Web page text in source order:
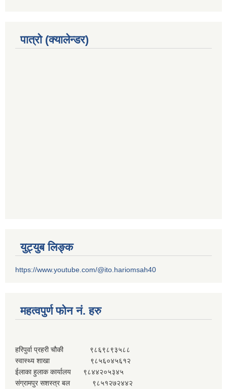
पात्रो (क्यालेन्डर)
युट्युब लिङ्क
https://www.youtube.com/@ito.hariomsah40
महत्वपुर्ण फोन नं. हरु
हरिपुर्वा प्रहरी चौकी ९८६९८९३५८८
स्वास्थ्य शाखा ९८५६०४५६१२
ईलाका हुलाक कार्यालय ९८४४२०५३४५
संग्रामपुर सशस्त्र बल ९८५१२७२४४२